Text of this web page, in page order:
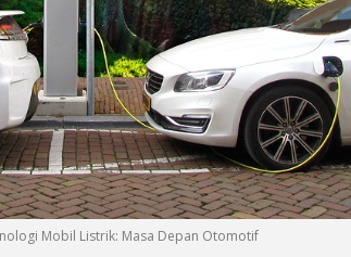
Mobil Listrik: Masa Depan Otomotif